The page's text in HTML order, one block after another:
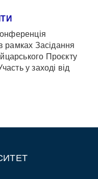
рамках Засідання
Проєкту
у заході від